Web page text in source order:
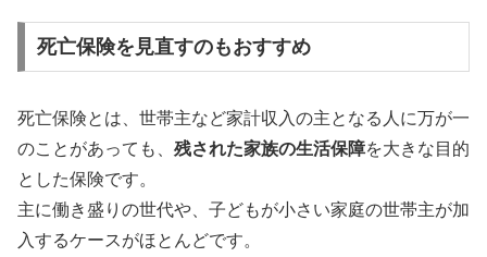
死亡保険を見直すのもおすすめ
死亡保険とは、世帯主など家計収入の主となる人に万が一
のことがあっても、 残された家族の生活保障を大きな目的
とした保険です。
主に働き盛りの世代や、子どもが小さい家庭の世帯主が加
入するケースがほとんどです。